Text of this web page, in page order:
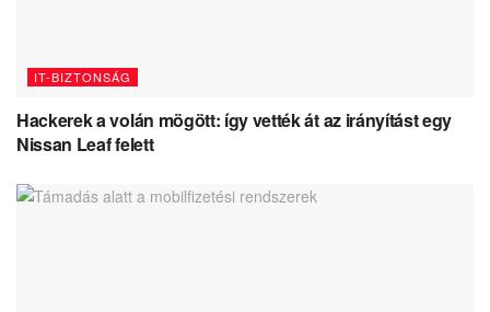
IT-BIZTONSÁG
Hackerek a volán mögött: így vették át az irányítást egy
Nissan Leaf felett